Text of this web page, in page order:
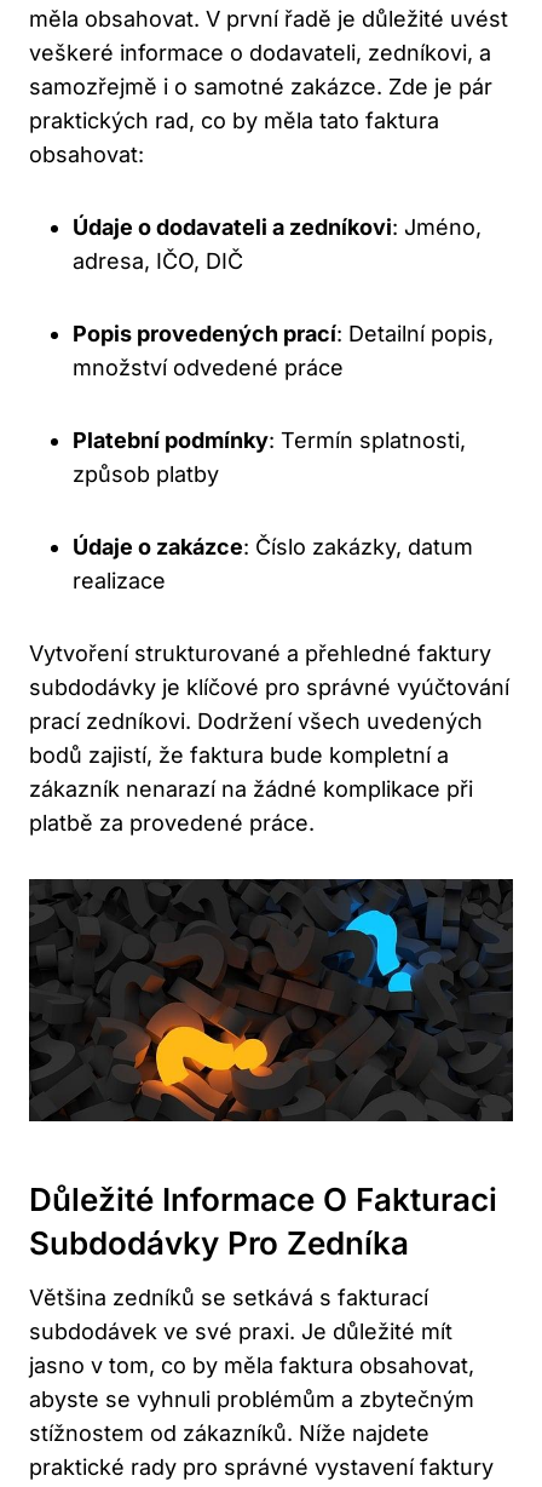
měla obsahovat. V první řadě je důležité uvést
veškeré informace o dodavateli, zedníkovi, a
samozřejmě i o samotné zakázce. Zde je pár
praktických rad, co by měla tato faktura
obsahovat:
Údaje o dodavateli a zedníkovi: Jméno,
adresa, IČO, DIČ
Popis provedených prací: Detailní popis,
množství odvedené práce
Platební podmínky: Termín splatnosti,
způsob platby
Údaje o zakázce: Číslo zakázky, datum
realizace
Vytvoření strukturované a přehledné faktury
subdodávky je klíčové pro správné vyúčtování
prací zedníkovi. Dodržení všech uvedených
bodů zajistí, že faktura bude kompletní a
zákazník nenarazí na žádné komplikace při
platbě za provedené práce.
Důležité Informace O Fakturaci
Subdodávky Pro Zedníka
Většina zedníků se setkává s fakturací
subdodávek ve své praxi. Je důležité mít
jasno v tom, co by měla faktura obsahovat,
abyste se vyhnuli problémům a zbytečným
stížnostem od zákazníků. Níže najdete
praktické rady pro správné vystavení faktury